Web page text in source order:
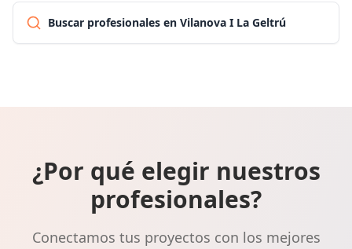
Buscar profesionales en Vilanova I La Geltrú
¿Por qué elegir nuestros
profesionales?
Conectamos tus proyectos con los mejores